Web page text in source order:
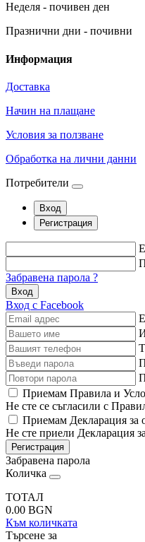
Неделя - почивен ден
Празнични дни - почивни
Информация
Доставка
Начин на плащане
Условия за ползване
Обработка на лични данни
Потребители
Вход
Регистрация
Забравена парола ?
Вход
Вход с Facebook
Приемам Правила и
Не сте се съгласили с
Приемам Декларация за
Не сте приели Декларация
Регистрация
Забравена парола
Количка
ТОТАЛ
0.00 BGN
Към количката
Търсене за